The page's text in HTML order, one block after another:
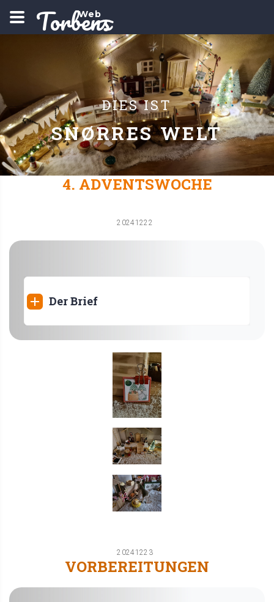
Torbens
Web
DIES IST
SNØRRES WELT
4. ADVENTSWOCHE
20241222
Der Brief
20241223
VORBEREITUNGEN